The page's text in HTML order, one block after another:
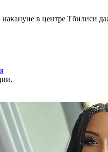
накануне в центре Тбилиси